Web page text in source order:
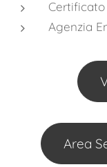
Agenzia
Area